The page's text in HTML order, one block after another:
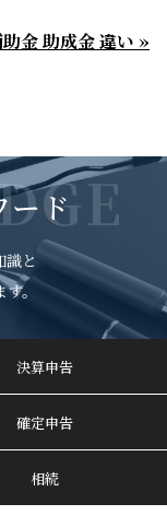
金 助成金 違い »
ード
と
。
決算申告
確定申告
相続